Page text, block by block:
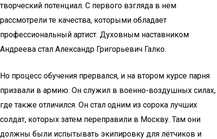
творческий потенциал. С первого взгляда в нем
рассмотрели те качества, которыми обладает
профессиональный артист. Духовным наставником
Андреева стал Александр Григорьевич Галко.
Но процесс обучения прервался, и на втором курсе парня
призвали в армию. Он служил в военно-воздушных силах,
где также отличился. Он стал одним из сорока лучших
солдат, которых затем переправили в Москву. Там они
должны были испытывать экипировку для лётчиков и